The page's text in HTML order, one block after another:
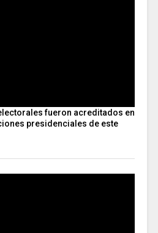
fueron acreditados en
presidenciales de este